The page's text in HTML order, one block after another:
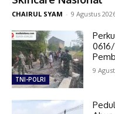
CHAIRUL SYAM - 9 Agustus
TNI-POLRI
9